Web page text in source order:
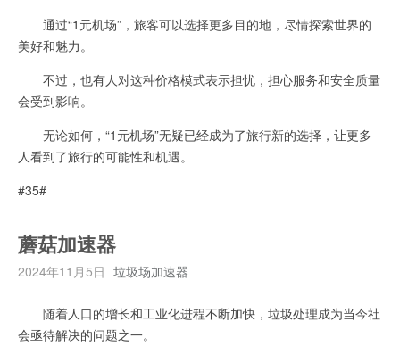
通过“1元机场”，旅客可以选择更多目的地，尽情探索世界的
美好和魅力。
不过，也有人对这种价格模式表示担忧，担心服务和安全质量
会受到影响。
无论如何，“1元机场”无疑已经成为了旅行新的选择，让更多
人看到了旅行的可能性和机遇。
#35#
蘑菇加速器
2024年11月5日 垃圾场加速器
随着人口的增长和工业化进程不断加快，垃圾处理成为当今社
会亟待解决的问题之一。